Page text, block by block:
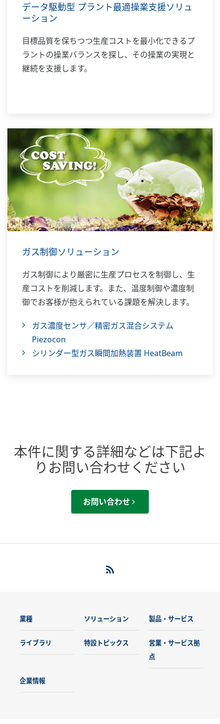
データ駆動型 プラント最適操業支援ソリュ
ーション
目標品質を保ちつつ生産コストを最小化できるプ
ラントの操業バランスを探し、その操業の実現と
継続を支援します。
ガス制御ソリューション
ガス制御により厳密に生産プロセスを制御し、生
産コストを削減します。また、温度制御や濃度制
御でお客様が抱えられている課題を解決します。
ガス濃度センサ／精密ガス混合システム
Piezocon
シリンダー型ガス瞬間加熱装置 HeatBeam
本件に関する詳細などは下記よ
りお問い合わせください
お問い合わせ
業種 ソリューション 製品・サービス
ライブラリ 特設トピックス
営業・サービス拠
点
企業情報